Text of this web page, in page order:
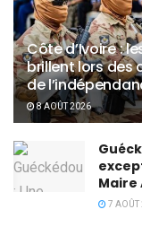
Côte d’Ivoire :
brillent lors des
de
8 AOÛT 2026
Maire
7 AOÛT